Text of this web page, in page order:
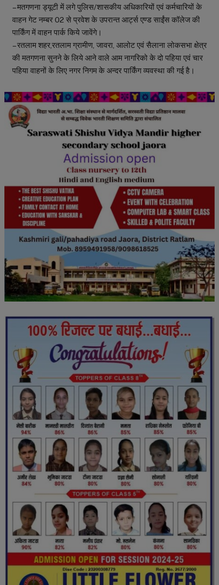
– मतगणना ड्यूटी में लगे पुलिस/शासकीय अधिकारियों एवं कर्मचारियों के
वाहन गेट नम्बर 02 से प्रवेश के उपरान्त आर्ट्स एण्ड साईंस कॉलेज की
पार्किंग में वाहन पार्क किये जावेंगे।
– रतलाम शहर,रतलाम ग्रामीण, जावरा, आलोट एवं सैलाना लोकसभा क्षेत्र
की मतगणना सुनने के लिये आने वाले आम नागरिको के दो पहिया एवं चार
पहिया वाहनों के लिए नगर निगम के अन्दर पार्किंग व्यवस्था की गई है।